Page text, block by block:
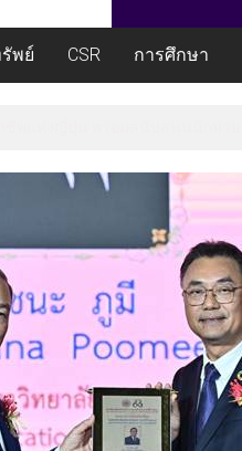
พย์ CSR การศึกษา